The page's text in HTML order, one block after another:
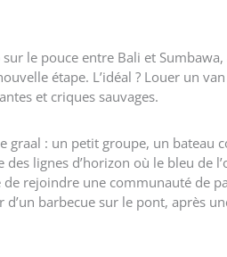
sur le pouce entre Bali et
étape. L’idéal ? Louer un
et criques sauvages.
graal : un petit groupe, un bateau
lignes d’horizon où le bleu de
de rejoindre une communauté de
barbecue sur le pont, après